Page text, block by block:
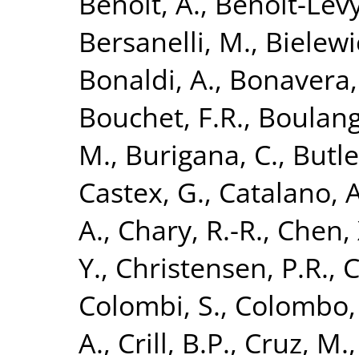
Bersanelli, M.,
Bonaldi, A.,
Bouchet, F.R.,
M., Burigana, C.,
Castex, G., Catalano,
A., Chary, R.-R., Chen,
Y., Christensen, P.R.,
Colombi, S.,
A., Crill, B.P., Cruz, M.